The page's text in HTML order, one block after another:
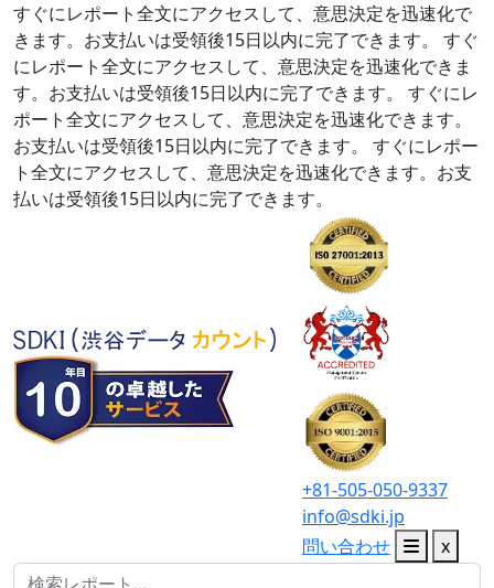
すぐにレポート全文にアクセスして、意思決定を迅速化で
きます。お支払いは受領後15日以内に完了できます。
すぐ
にレポート全文にアクセスして、意思決定を迅速化できま
す。お支払いは受領後15日以内に完了できます。
すぐにレ
ポート全文にアクセスして、意思決定を迅速化できます。
お支払いは受領後15日以内に完了できます。
すぐにレポー
ト全文にアクセスして、意思決定を迅速化できます。お支
払いは受領後15日以内に完了できます。
+81-505-050-9337
info@sdki.jp
問い合わせ
x